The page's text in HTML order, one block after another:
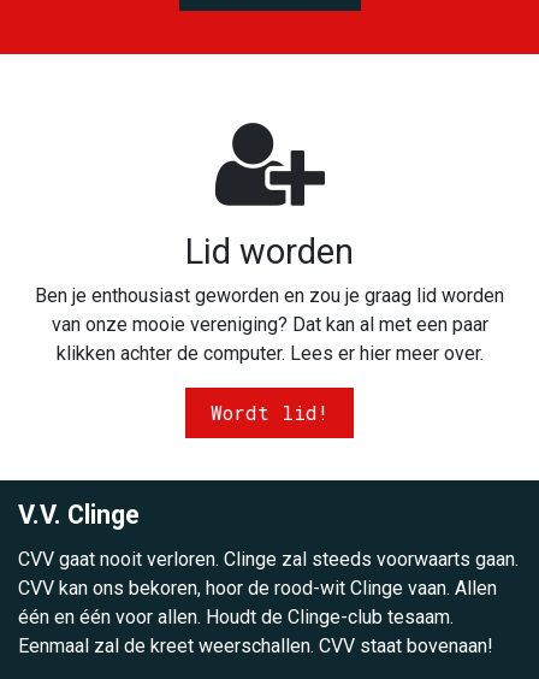
Lid worden
Ben je enthousiast geworden en zou je graag lid worden
van onze mooie vereniging? Dat kan al met een paar
klikken achter de computer. Lees er hier meer over.
Wordt lid!
V.V. Clinge
CVV gaat nooit verloren. Clinge zal steeds voorwaarts gaan.
CVV kan ons bekoren, hoor de rood-wit Clinge vaan. Allen
één en één voor allen. Houdt de Clinge-club tesaam.
Eenmaal zal de kreet weerschallen. CVV staat bovenaan!